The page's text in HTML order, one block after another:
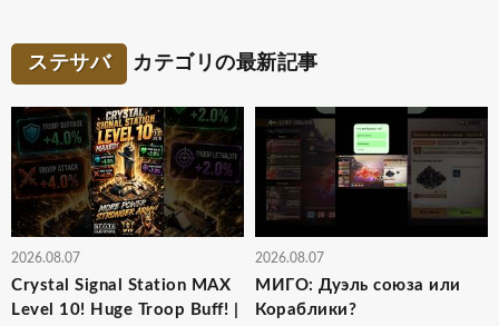
ステサバ カテゴリの最新記事
2026.08.07
Crystal Signal Station MAX
Level 10! Huge Troop Buff! |
2026.08.07
МИГО: Дуэль союза или
Кораблики?